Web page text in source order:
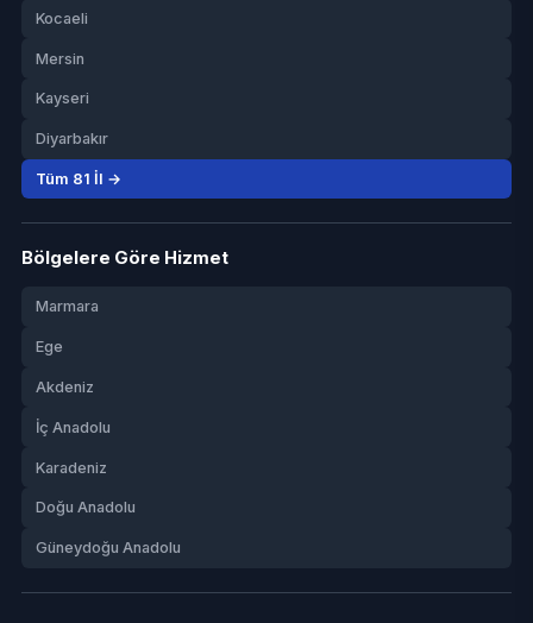
Kocaeli
Mersin
Kayseri
Diyarbakır
Tüm 81 İl →
Bölgelere Göre Hizmet
Marmara
Ege
Akdeniz
İç Anadolu
Karadeniz
Doğu Anadolu
Güneydoğu Anadolu